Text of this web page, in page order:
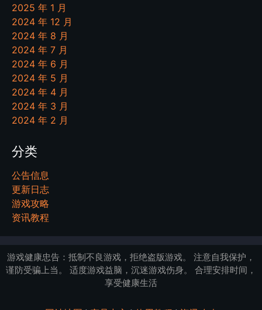
2025 年 1 月
2024 年 12 月
2024 年 8 月
2024 年 7 月
2024 年 6 月
2024 年 5 月
2024 年 4 月
2024 年 3 月
2024 年 2 月
分类
公告信息
更新日志
游戏攻略
资讯教程
游戏健康忠告：抵制不良游戏，拒绝盗版游戏。 注意自我保护，
谨防受骗上当。 适度游戏益脑，沉迷游戏伤身。 合理安排时间，
享受健康生活